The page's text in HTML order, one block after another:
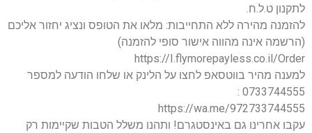
לתקנון ט.ל.ח.
להזמנה מהירה ללא התחייבות: מלאו את הטופס ונציג יחזור אליכם
(הרשמה אינה מהווה אישור סופי להזמנה)
https://I.flymorepayless.co.il/Order
למענה מהיר בווטסאפ לחצו על הלינק או שלחו הודעה למספר
0733744555 :
https://wa.me/972733744555
עקבו אחרינו גם באינסטגרם! ותהנו משלל הטבות שקיימות רק